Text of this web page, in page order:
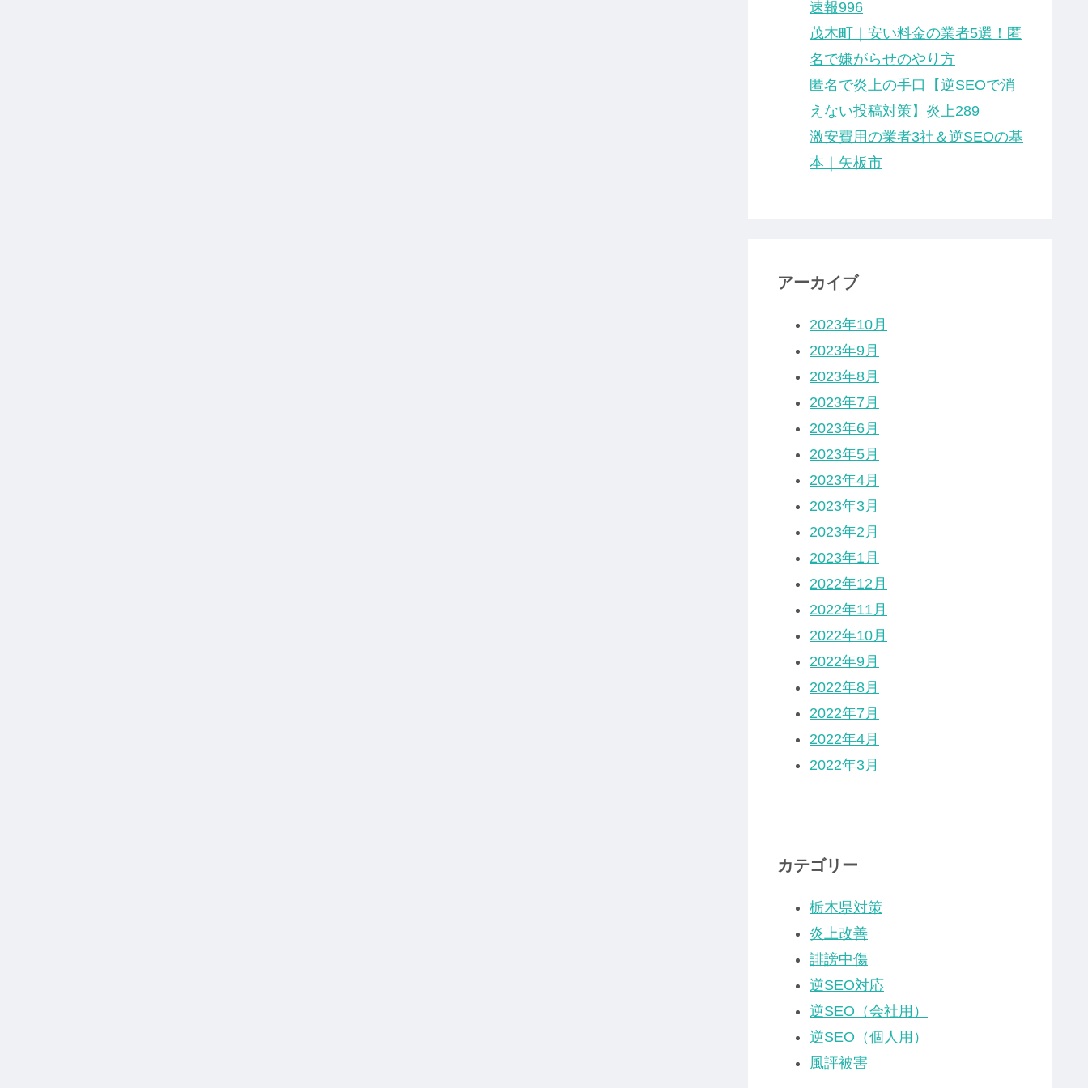
速報996
茂木町｜安い料金の業者5選！匿
名で嫌がらせのやり方
匿名で炎上の手口【逆SEOで消
えない投稿対策】炎上289
激安費用の業者3社＆逆SEOの基
本｜矢板市
アーカイブ
2023年10月
2023年9月
2023年8月
2023年7月
2023年6月
2023年5月
2023年4月
2023年3月
2023年2月
2023年1月
2022年12月
2022年11月
2022年10月
2022年9月
2022年8月
2022年7月
2022年4月
2022年3月
カテゴリー
栃木県対策
炎上改善
誹謗中傷
逆SEO対応
逆SEO（会社用）
逆SEO（個人用）
風評被害